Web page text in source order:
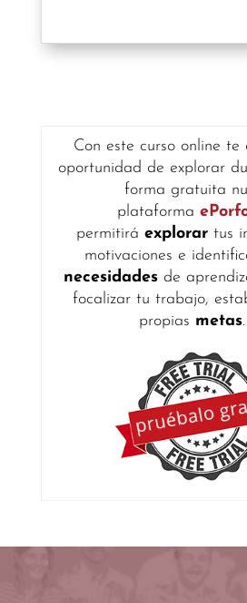
Con este curso online te
oportunidad de explorar
forma gratuita
plataforma
permitiráexplorar tus
motivaciones e
necesidadesde
focalizar tu trabajo,
propias metas.